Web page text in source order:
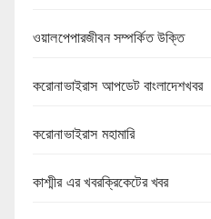
ওয়ালপেপারজীবন সম্পর্কিত উক্তি
করোনাভাইরাস আপডেট বাংলাদেশখবর
করোনাভাইরাস মহামারি
কাশ্মীর এর খবরক্রিকেটের খবর